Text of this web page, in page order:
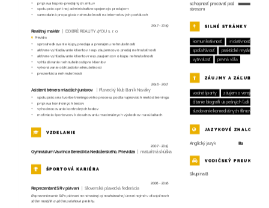
príprava kúpno-predajných zmluv
spolupráca pri inej administratíve spojenej s predajom
samostatná propagácia nehnuteľností na internetových portáloch
2017 - 2019
Realitný maklér DOBRÉ REALITY 4YOU s. r. o
Prievidza
sprostredkovanie kúpy, predaja a prenájmu nehnuteľností
aktívne vyhľadávanie klientov, resp. záujemcov o predaj nehnuteľností
aktívne vyhľadávanie klientov resp. záujemcov o kúpu nehnuteľností
vyhľadávanie nehnuteľností pre klientov
vykonávanie obhliadok nehnuteľností
prezentácia nehnuteľností
2016 - 2017
Asistent trénera mladších juniorov Plavecký klub Baník Nováky
spolupráca na tvorbe tréningového procesu podľa najnovších metód tréningu
príprava kontrolných testov
vyhodnocovanie kontrolných testov
motivácia športovcov k dosahovaniu maximálnych výsledkov na súťažiach
VZDELANIE
2007 - 2015
Gymnázium Vavrinca Benedikta Nedožerského, Prievidza maturitná skúška
ŠPORTOVÁ KARIÉRA
2006 - 2016
Reprezentant SR v plávaní Slovenská plavecká federácia
Reprezentovanie SR v plávaní na národnej aj nadnárodnej úrovni najmä v disciplínach
100m motýlik a 400m polohové preteky.
schopnosť pracovať pod
stresom
SILNÉ STRÁNKY
komunikatívnosť
iniciatívnosť
spoľahlivosť
praktické myslenie
vytrvalosť
pevná vôľa
ZÁUJMY A ZÁĽUBY
vodné športy
záujem o verejné dianie
čítanie biografií úspešných ľudí
sledovanie komediálnych filmov
JAZYKOVÉ ZNALOSTI
Anglický jazyk B2
VODIČSKÝ PREUKAZ
Skupina B